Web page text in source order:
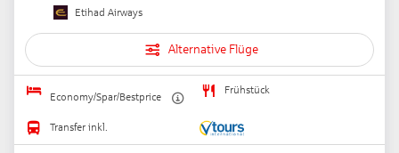
Etihad Airways
Alternative Flüge
Economy/Spar/Bestprice
Frühstück
Transfer inkl.